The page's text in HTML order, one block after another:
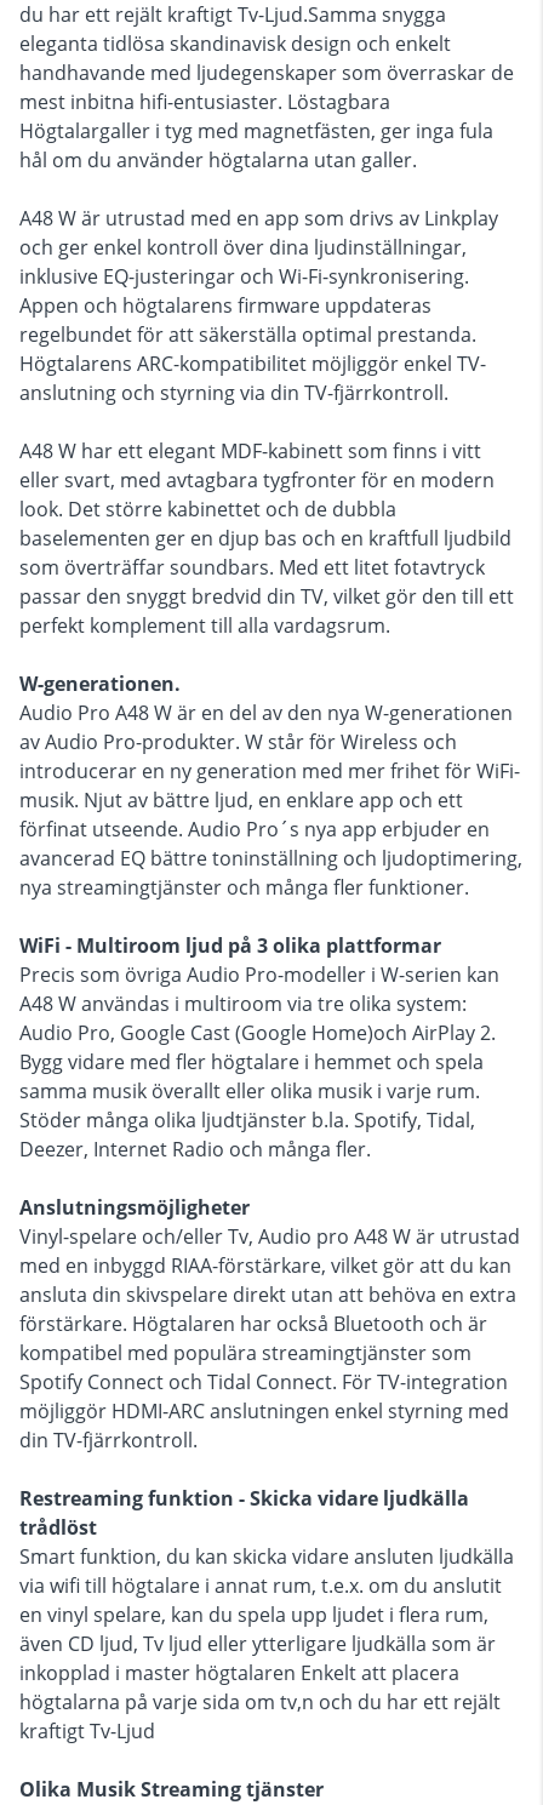
du har ett rejält kraftigt Tv-Ljud.Samma snygga
eleganta tidlösa skandinavisk design och enkelt
handhavande med ljudegenskaper som överraskar de
mest inbitna hifi-entusiaster. Löstagbara
Högtalargaller i tyg med magnetfästen, ger inga fula
hål om du använder högtalarna utan galler.
A48 W är utrustad med en app som drivs av Linkplay
och ger enkel kontroll över dina ljudinställningar,
inklusive EQ-justeringar och Wi-Fi-synkronisering.
Appen och högtalarens firmware uppdateras
regelbundet för att säkerställa optimal prestanda.
Högtalarens ARC-kompatibilitet möjliggör enkel TV-
anslutning och styrning via din TV-fjärrkontroll.
A48 W har ett elegant MDF-kabinett som finns i vitt
eller svart, med avtagbara tygfronter för en modern
look. Det större kabinettet och de dubbla
baselementen ger en djup bas och en kraftfull ljudbild
som överträffar soundbars. Med ett litet fotavtryck
passar den snyggt bredvid din TV, vilket gör den till ett
perfekt komplement till alla vardagsrum.
W-generationen.
Audio Pro A48 W är en del av den nya W-generationen
av Audio Pro-produkter. W står för Wireless och
introducerar en ny generation med mer frihet för WiFi-
musik. Njut av bättre ljud, en enklare app och ett
förfinat utseende. Audio Pro´s nya app erbjuder en
avancerad EQ bättre toninställning och ljudoptimering,
nya streamingtjänster och många fler funktioner.
WiFi - Multiroom ljud på 3 olika plattformar
Precis som övriga Audio Pro-modeller i W-serien kan
A48 W användas i multiroom via tre olika system:
Audio Pro, Google Cast (Google Home)och AirPlay 2.
Bygg vidare med fler högtalare i hemmet och spela
samma musik överallt eller olika musik i varje rum.
Stöder många olika ljudtjänster b.la. Spotify, Tidal,
Deezer, Internet Radio och många fler.
Anslutningsmöjligheter
Vinyl-spelare och/eller Tv, Audio pro A48 W är utrustad
med en inbyggd RIAA-förstärkare, vilket gör att du kan
ansluta din skivspelare direkt utan att behöva en extra
förstärkare. Högtalaren har också Bluetooth och är
kompatibel med populära streamingtjänster som
Spotify Connect och Tidal Connect. För TV-integration
möjliggör HDMI-ARC anslutningen enkel styrning med
din TV-fjärrkontroll.
Restreaming funktion - Skicka vidare ljudkälla
trådlöst
Smart funktion, du kan skicka vidare ansluten ljudkälla
via wifi till högtalare i annat rum, t.e.x. om du anslutit
en vinyl spelare, kan du spela upp ljudet i flera rum,
även CD ljud, Tv ljud eller ytterligare ljudkälla som är
inkopplad i master högtalaren Enkelt att placera
högtalarna på varje sida om tv,n och du har ett rejält
kraftigt Tv-Ljud
Olika Musik Streaming tjänster